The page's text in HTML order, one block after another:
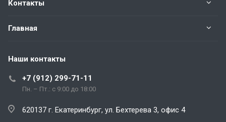
Контакты
Главная
Наши контакты
+7 (912) 299-71-11
Пн. – Пт.: с 9:00 до 18:00
620137 г. Екатеринбург, ул. Бехтерева 3, офис 4